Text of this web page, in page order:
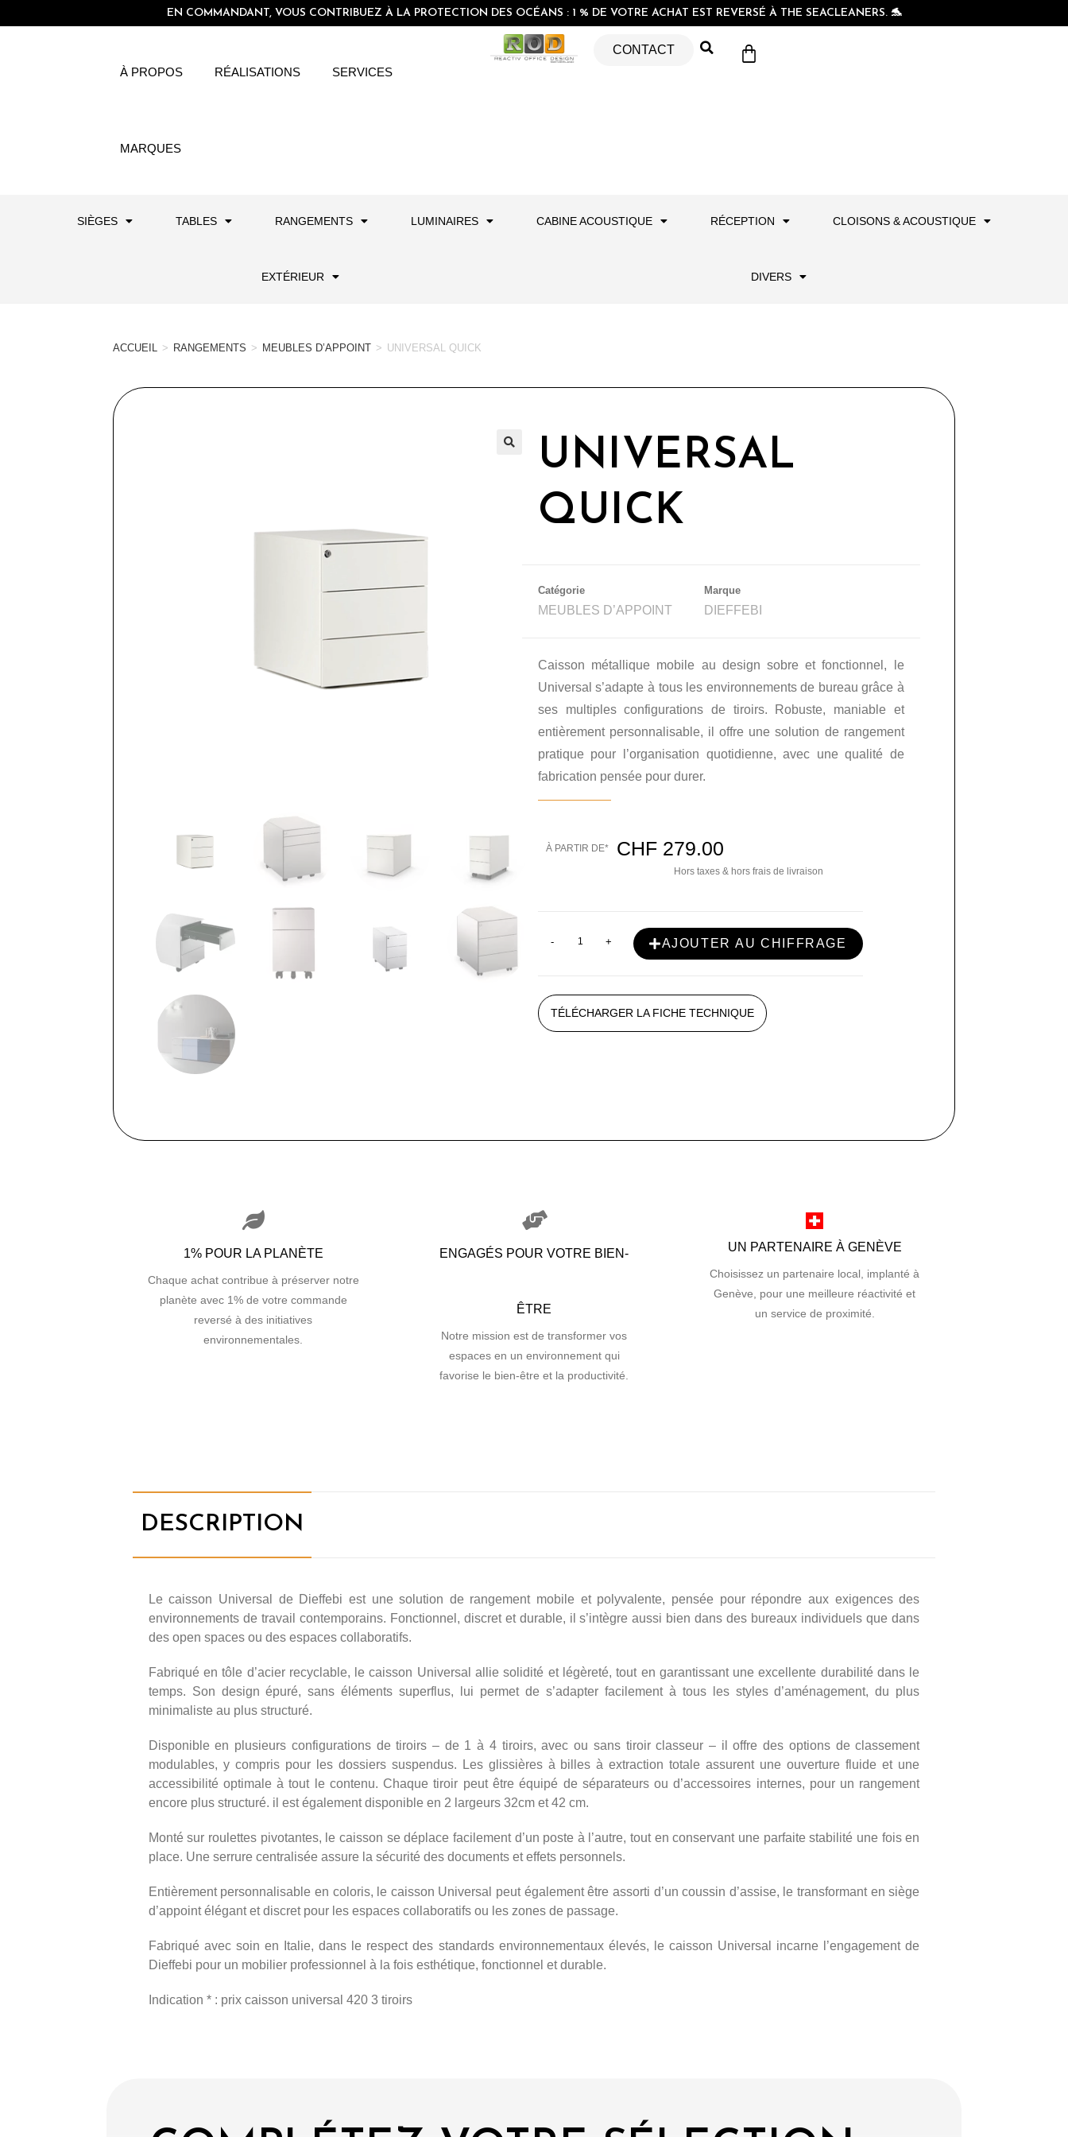
EN COMMANDANT, VOUS CONTRIBUEZ À LA PROTECTION DES OCÉANS : 1 % DE VOTRE ACHAT EST REVERSÉ À THE SEACLEANERS. 🐬
À PROPOS RÉALISATIONS SERVICES
MARQUES
CONTACT
SIÈGES TABLES RANGEMENTS LUMINAIRES CABINE ACOUSTIQUE RÉCEPTION CLOISONS & ACOUSTIQUE
EXTÉRIEUR DIVERS
ACCUEIL > RANGEMENTS > MEUBLES D’APPOINT > UNIVERSAL QUICK
UNIVERSAL
QUICK
Catégorie
MEUBLES D’APPOINT
Marque
DIEFFEBI
Caisson métallique mobile au design sobre et fonctionnel, le
Universal s’adapte à tous les environnements de bureau grâce à
ses multiples configurations de tiroirs. Robuste, maniable et
entièrement personnalisable, il offre une solution de rangement
pratique pour l’organisation quotidienne, avec une qualité de
fabrication pensée pour durer.
À PARTIR DE* CHF279.00
Hors taxes & hors frais de livraison
- + AJOUTER AU CHIFFRAGE
TÉLÉCHARGER LA FICHE TECHNIQUE
1% POUR LA PLANÈTE
Chaque achat contribue à préserver notre
planète avec 1% de votre commande
reversé à des initiatives
environnementales.
ENGAGÉS POUR VOTRE BIEN-
ÊTRE
Notre mission est de transformer vos
espaces en un environnement qui
favorise le bien-être et la productivité.
UN PARTENAIRE À GENÈVE
Choisissez un partenaire local, implanté à
Genève, pour une meilleure réactivité et
un service de proximité.
DESCRIPTION
Le caisson Universal de Dieffebi est une solution de rangement mobile et polyvalente, pensée pour répondre aux exigences des
environnements de travail contemporains. Fonctionnel, discret et durable, il s’intègre aussi bien dans des bureaux individuels que dans
des open spaces ou des espaces collaboratifs.
Fabriqué en tôle d’acier recyclable, le caisson Universal allie solidité et légèreté, tout en garantissant une excellente durabilité dans le
temps. Son design épuré, sans éléments superflus, lui permet de s’adapter facilement à tous les styles d’aménagement, du plus
minimaliste au plus structuré.
Disponible en plusieurs configurations de tiroirs – de 1 à 4 tiroirs, avec ou sans tiroir classeur – il offre des options de classement
modulables, y compris pour les dossiers suspendus. Les glissières à billes à extraction totale assurent une ouverture fluide et une
accessibilité optimale à tout le contenu. Chaque tiroir peut être équipé de séparateurs ou d’accessoires internes, pour un rangement
encore plus structuré. il est également disponible en 2 largeurs 32cm et 42 cm.
Monté sur roulettes pivotantes, le caisson se déplace facilement d’un poste à l’autre, tout en conservant une parfaite stabilité une fois en
place. Une serrure centralisée assure la sécurité des documents et effets personnels.
Entièrement personnalisable en coloris, le caisson Universal peut également être assorti d’un coussin d’assise, le transformant en siège
d’appoint élégant et discret pour les espaces collaboratifs ou les zones de passage.
Fabriqué avec soin en Italie, dans le respect des standards environnementaux élevés, le caisson Universal incarne l’engagement de
Dieffebi pour un mobilier professionnel à la fois esthétique, fonctionnel et durable.
Indication * : prix caisson universal 420 3 tiroirs